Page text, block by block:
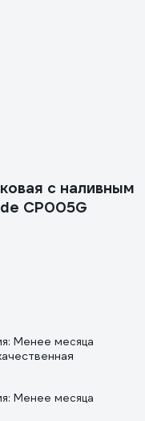
с наливным
CP005G
Менее месяца
Менее месяца